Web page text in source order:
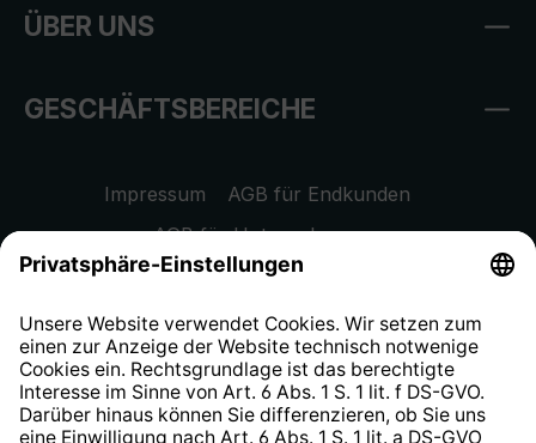
ÜBER UNS
GESCHÄFTSBEREICHE
Impressum
AGB für Endkunden
AGB für Unternehmen
Datenschutzhinweis
Widerrufsrecht
Hinweisgeberschutzsystem
Barrierefreiheit